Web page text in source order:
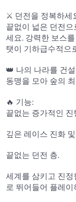
⚔️ 던전을 정복하세
끝없이 넓은 던전
세요. 강력한 보스
탯이 기하급수적으
👑 나의 나라를 건
동맹을 모아 숲의
🔥 기능:
끝없는 증가적인 진
깊은 레이스 진화
끝없는 던전 층.
세계를 삼키고 진
로 뛰어들어 플레이